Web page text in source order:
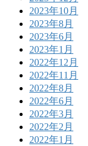
2023年10月
2023年8月
2023年6月
2023年1月
2022年12月
2022年11月
2022年8月
2022年6月
2022年3月
2022年2月
2022年1月